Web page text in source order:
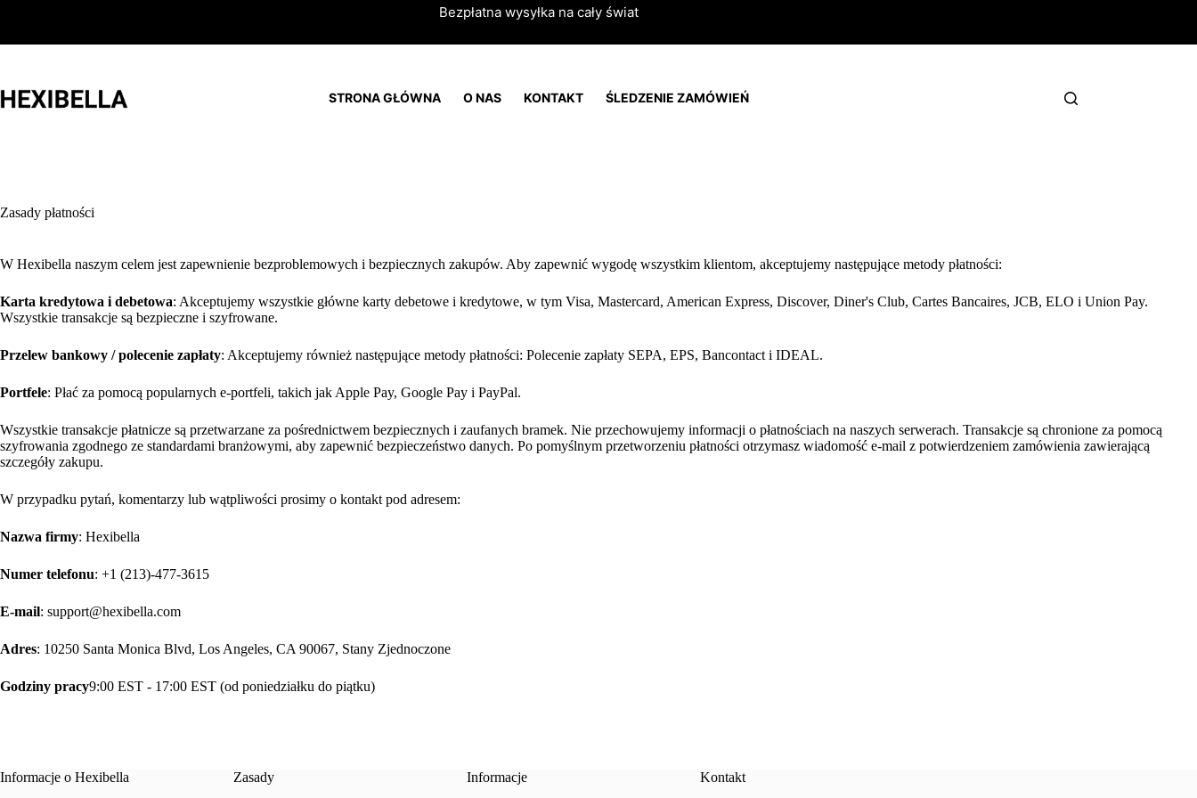
Bezpłatna wysyłka na cały świat
STRONA GŁÓWNA O NAS KONTAKT ŚLEDZENIE ZAMÓWIEŃ
Zasady płatności
W Hexibella naszym celem jest zapewnienie bezproblemowych i bezpiecznych zakupów. Aby zapewnić wygodę wszystkim klientom, akceptujemy następujące metody płatności:
Karta kredytowa i debetowa: Akceptujemy wszystkie główne karty debetowe i kredytowe, w tym Visa, Mastercard, American Express, Discover, Diner's Club, Cartes Bancaires, JCB, ELO i Union Pay.
Wszystkie transakcje są bezpieczne i szyfrowane.
Przelew bankowy / polecenie zapłaty: Akceptujemy również następujące metody płatności: Polecenie zapłaty SEPA, EPS, Bancontact i IDEAL.
Portfele: Płać za pomocą popularnych e-portfeli, takich jak Apple Pay, Google Pay i PayPal.
Wszystkie transakcje płatnicze są przetwarzane za pośrednictwem bezpiecznych i zaufanych bramek. Nie przechowujemy informacji o płatnościach na naszych serwerach. Transakcje są chronione za pomocą
szyfrowania zgodnego ze standardami branżowymi, aby zapewnić bezpieczeństwo danych. Po pomyślnym przetworzeniu płatności otrzymasz wiadomość e-mail z potwierdzeniem zamówienia zawierającą
szczegóły zakupu.
W przypadku pytań, komentarzy lub wątpliwości prosimy o kontakt pod adresem:
Nazwa firmy: Hexibella
Numer telefonu: +1 (213)-477-3615
E-mail: support@hexibella.com
Adres: 10250 Santa Monica Blvd, Los Angeles, CA 90067, Stany Zjednoczone
Godziny pracy9:00 EST - 17:00 EST (od poniedziałku do piątku)
Informacje o Hexibella Zasady Informacje Kontakt